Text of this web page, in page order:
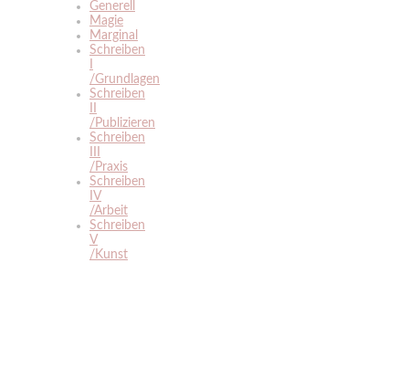
Generell
Magie
Marginal
Schreiben
/Grundlagen
Schreiben
/Publizieren
Schreiben
/Praxis
Schreiben
IV
/Arbeit
Schreiben
V
/Kunst